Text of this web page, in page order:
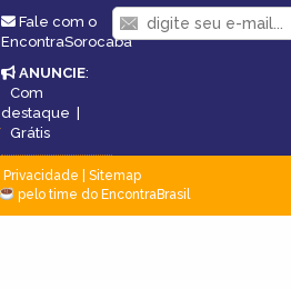
Fale com o
EncontraSorocaba
ANUNCIE:
Com
destaque |
Grátis
Privacidade
Sitemap
pelo time do EncontraBrasil